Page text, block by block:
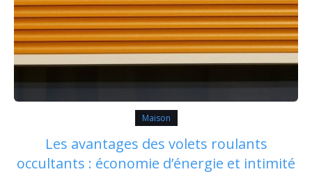
Maison
Les avantages des volets roulants
occultants : économie d’énergie et intimité